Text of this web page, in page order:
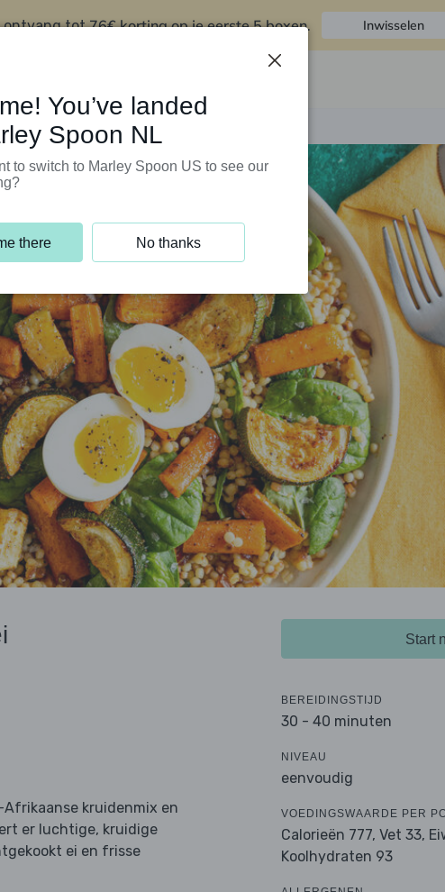
ontvang tot76€ korting op je eerste 5 boxen. Inwisselen
kruidenmix en
er luchtige, kruidige
ei en frisse
Start
BEREIDINGSTIJD
30 - 40 minuten
NIVEAU
eenvoudig
VOEDINGSWAARDE PER
Calorieën 777, Vet 33,
Koolhydraten 93
You’ve landed
Spoon NL
to switch to Marley Spoon US to see our
there No thanks